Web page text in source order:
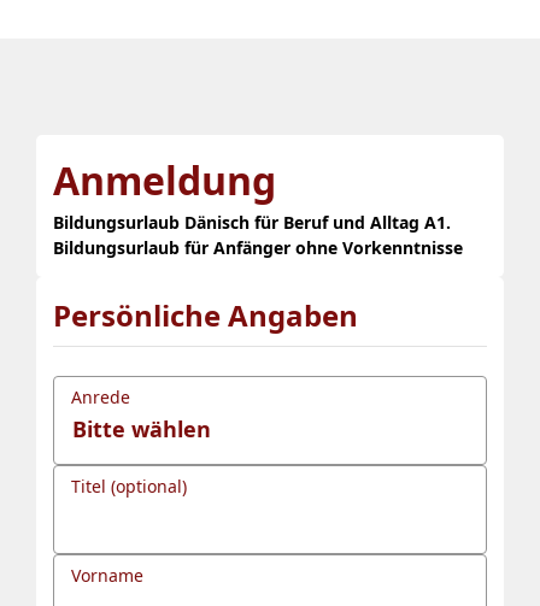
Anmeldung
Bildungsurlaub Dänisch für Beruf und Alltag A1.
Bildungsurlaub für Anfänger ohne Vorkenntnisse
Persönliche Angaben
Anrede
Titel (optional)
Vorname